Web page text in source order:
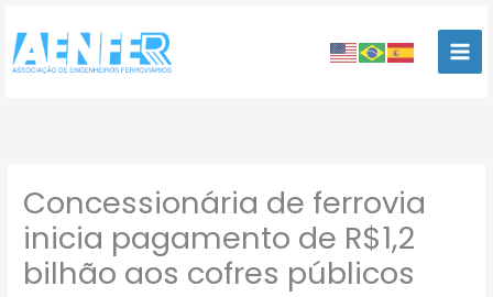
para
conteúdo
Concessionária de ferrovia
inicia pagamento de R$1,2
bilhão aos cofres públicos